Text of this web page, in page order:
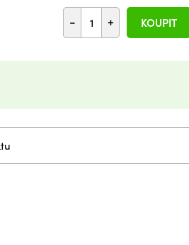
- + KOUPIT